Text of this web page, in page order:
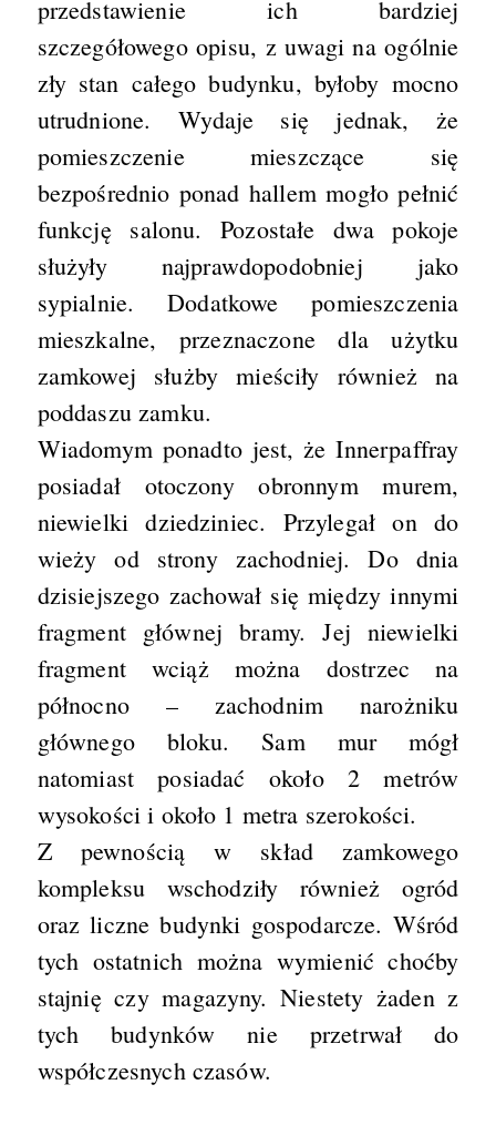
przedstawienie ich bardziej
szczegółowego opisu, z uwagi na ogólnie
zły stan całego budynku, byłoby mocno
utrudnione. Wydaje się jednak, że
pomieszczenie mieszczące się
bezpośrednio ponad hallem mogło pełnić
funkcję salonu. Pozostałe dwa pokoje
służyły najprawdopodobniej jako
sypialnie. Dodatkowe pomieszczenia
mieszkalne, przeznaczone dla użytku
zamkowej służby mieściły również na
poddaszu zamku.
Wiadomym ponadto jest, że Innerpaffray
posiadał otoczony obronnym murem,
niewielki dziedziniec. Przylegał on do
wieży od strony zachodniej. Do dnia
dzisiejszego zachował się między innymi
fragment głównej bramy. Jej niewielki
fragment wciąż można dostrzec na
północno – zachodnim narożniku
głównego bloku. Sam mur mógł
natomiast posiadać około 2 metrów
wysokości i około 1 metra szerokości.
Z pewnością w skład zamkowego
kompleksu wschodziły również ogród
oraz liczne budynki gospodarcze. Wśród
tych ostatnich można wymienić choćby
stajnię czy magazyny. Niestety żaden z
tych budynków nie przetrwał do
współczesnych czasów.